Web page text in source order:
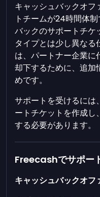
キャッシュバックオフ
トチームが24時間体
バックのサポートチケ
タイプとは少し異な
は、パートナー企業に
却下するために、追加
めです。
サポートを受けるには
ートチケットを作成し
する必要があります。
Freecashでサポー
キャッシュバックオフ